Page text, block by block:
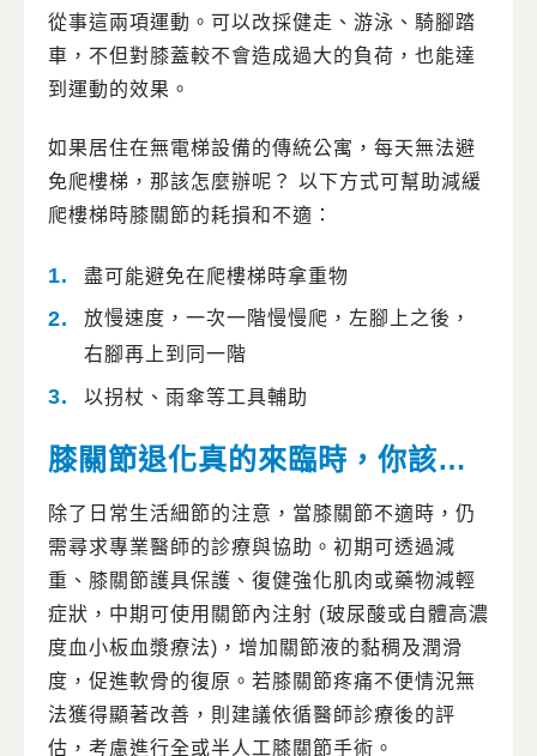
從事這兩項運動。可以改採健走、游泳、騎腳踏
車，不但對膝蓋較不會造成過大的負荷，也能達
到運動的效果。
如果居住在無電梯設備的傳統公寓，每天無法避
免爬樓梯，那該怎麼辦呢？ 以下方式可幫助減緩
爬樓梯時膝關節的耗損和不適：
盡可能避免在爬樓梯時拿重物
放慢速度，一次一階慢慢爬，左腳上之後，
右腳再上到同一階
以拐杖、雨傘等工具輔助
膝關節退化真的來臨時，你該…
除了日常生活細節的注意，當膝關節不適時，仍
需尋求專業醫師的診療與協助。初期可透過減
重、膝關節護具保護、復健強化肌肉或藥物減輕
症狀，中期可使用關節內注射 (玻尿酸或自體高濃
度血小板血漿療法)，增加關節液的黏稠及潤滑
度，促進軟骨的復原。若膝關節疼痛不便情況無
法獲得顯著改善，則建議依循醫師診療後的評
估，考慮進行全或半人工膝關節手術。